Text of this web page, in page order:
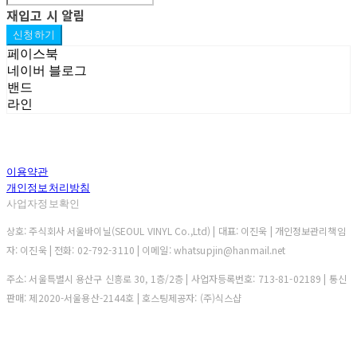
재입고 시 알림
신청하기
페이스북
네이버 블로그
밴드
라인
이용약관
개인정보처리방침
사업자정보확인
상호: 주식회사 서울바이닐(SEOUL VINYL Co.,Ltd) | 대표: 이진욱 | 개인정보관리책임
자: 이진욱 | 전화: 02-792-3110 | 이메일: whatsupjin@hanmail.net
주소: 서울특별시 용산구 신흥로 30, 1층/2층 | 사업자등록번호: 713-81-02189 | 통신
판매: 제2020-서울용산-2144호 | 호스팅제공자: (주)식스샵